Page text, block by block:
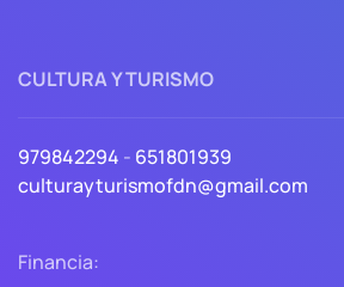
CULTURA Y TURISMO
979842294 - 651801939
culturayturismofdn@gmail.com
Financia: